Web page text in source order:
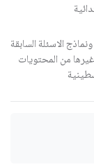
الاسئلة السابقة
من المحتويات